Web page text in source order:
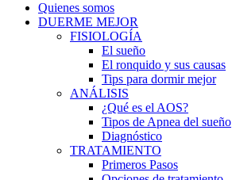
Quienes somos
DUERME MEJOR
FISIOLOGÍA
El sueño
El ronquido y sus causas
Tips para dormir mejor
ANÁLISIS
¿Qué es el AOS?
Tipos de Apnea del sueño
Diagnóstico
TRATAMIENTO
Primeros Pasos